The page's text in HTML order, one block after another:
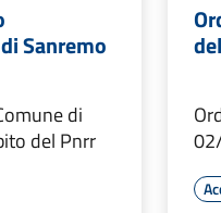
Sanremo
di
del Pnrr